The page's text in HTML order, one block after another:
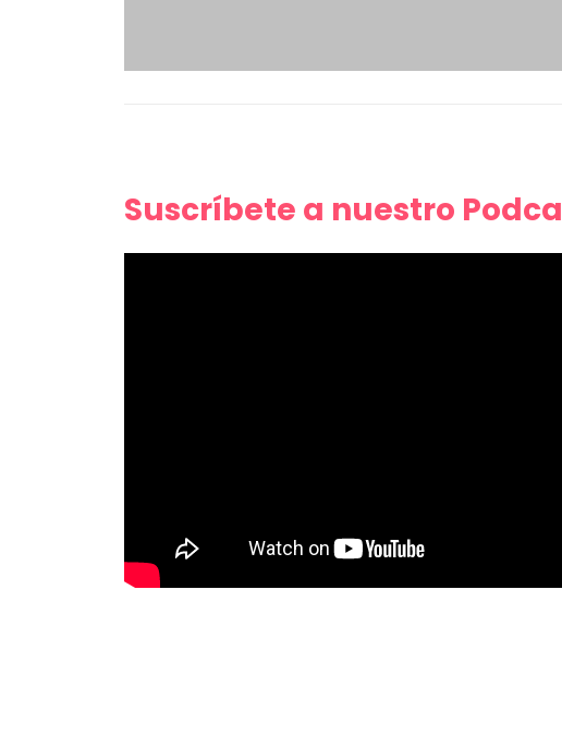
Suscríbete a nuestro